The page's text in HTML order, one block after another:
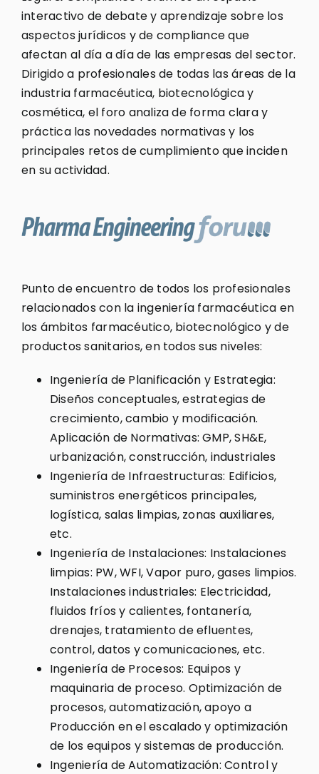
interactivo de debate y aprendizaje sobre los
aspectos jurídicos y de compliance que
afectan al día a día de las empresas del sector.
Dirigido a profesionales de todas las áreas de la
industria farmacéutica, biotecnológica y
cosmética, el foro analiza de forma clara y
práctica las novedades normativas y los
principales retos de cumplimiento que inciden
en su actividad.
Punto de encuentro de todos los profesionales
relacionados con la ingeniería farmacéutica en
los ámbitos farmacéutico, biotecnológico y de
productos sanitarios, en todos sus niveles:
Ingeniería de Planificación y Estrategia:
Diseños conceptuales, estrategias de
crecimiento, cambio y modificación.
Aplicación de Normativas: GMP, SH&E,
urbanización, construcción, industriales
Ingeniería de Infraestructuras: Edificios,
suministros energéticos principales,
logística, salas limpias, zonas auxiliares,
etc.
Ingeniería de Instalaciones: Instalaciones
limpias: PW, WFI, Vapor puro, gases limpios.
Instalaciones industriales: Electricidad,
fluidos fríos y calientes, fontanería,
drenajes, tratamiento de efluentes,
control, datos y comunicaciones, etc.
Ingeniería de Procesos: Equipos y
maquinaria de proceso. Optimización de
procesos, automatización, apoyo a
Producción en el escalado y optimización
de los equipos y sistemas de producción.
Ingeniería de Automatización: Control y